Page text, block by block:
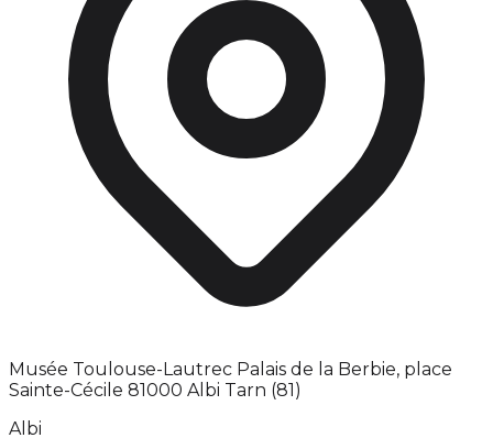
Musée Toulouse-Lautrec Palais de la Berbie, place
Sainte-Cécile 81000 Albi Tarn (81)
Albi